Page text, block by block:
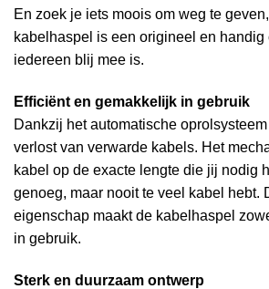
En zoek je iets moois om weg te
kabelhaspel is een origineel en handig
iedereen blij mee is.
Efficiënt en gemakkelijk in gebruik
Dankzij het automatische
verlost van verwarde kabels. Het
kabel op de exacte lengte die jij nodig
genoeg, maar nooit te veel kabel hebt.
eigenschap maakt de kabelhaspel
in gebruik.
Sterk en duurzaam ontwerp